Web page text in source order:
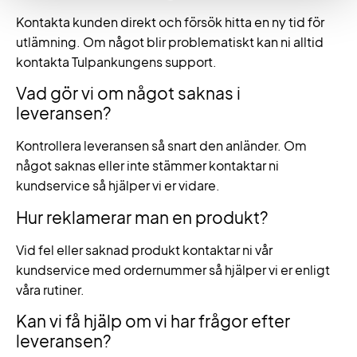
Kontakta kunden direkt och försök hitta en ny tid för
utlämning. Om något blir problematiskt kan ni alltid
kontakta Tulpankungens support.
Vad gör vi om något saknas i
leveransen?
Kontrollera leveransen så snart den anländer. Om
något saknas eller inte stämmer kontaktar ni
kundservice så hjälper vi er vidare.
Hur reklamerar man en produkt?
Vid fel eller saknad produkt kontaktar ni vår
kundservice med ordernummer så hjälper vi er enligt
våra rutiner.
Kan vi få hjälp om vi har frågor efter
leveransen?